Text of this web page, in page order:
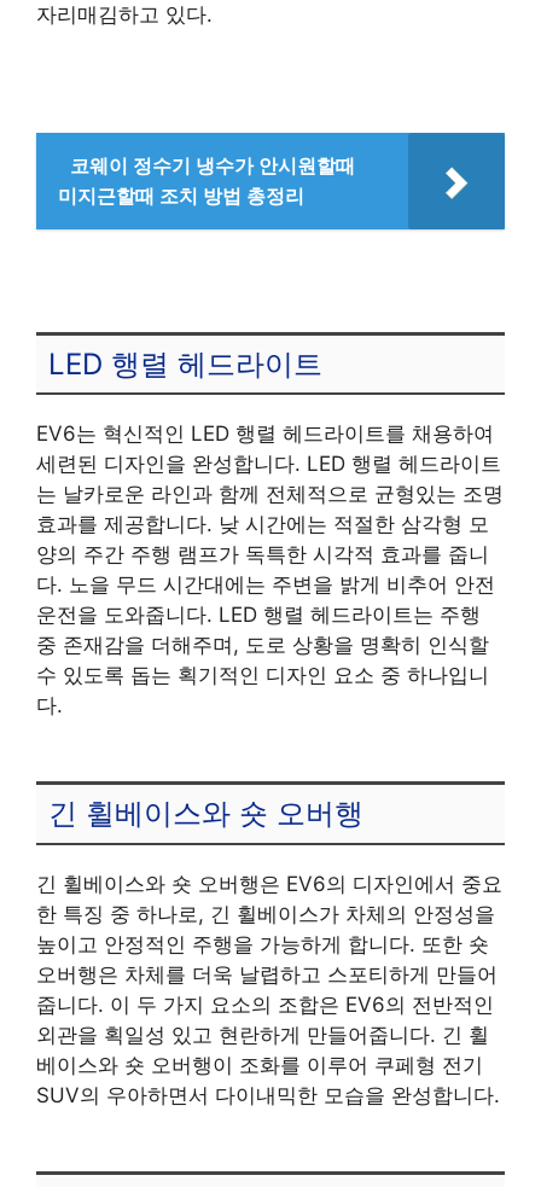
자리매김하고 있다.
코웨이 정수기 냉수가 안시원할때
미지근할때 조치 방법 총정리
LED 행렬 헤드라이트
EV6는 혁신적인 LED 행렬 헤드라이트를 채용하여
세련된 디자인을 완성합니다. LED 행렬 헤드라이트
는 날카로운 라인과 함께 전체적으로 균형있는 조명
효과를 제공합니다. 낮 시간에는 적절한 삼각형 모
양의 주간 주행 램프가 독특한 시각적 효과를 줍니
다. 노을 무드 시간대에는 주변을 밝게 비추어 안전
운전을 도와줍니다. LED 행렬 헤드라이트는 주행
중 존재감을 더해주며, 도로 상황을 명확히 인식할
수 있도록 돕는 획기적인 디자인 요소 중 하나입니
다.
긴 휠베이스와 숏 오버행
긴 휠베이스와 숏 오버행은 EV6의 디자인에서 중요
한 특징 중 하나로, 긴 휠베이스가 차체의 안정성을
높이고 안정적인 주행을 가능하게 합니다. 또한 숏
오버행은 차체를 더욱 날렵하고 스포티하게 만들어
줍니다. 이 두 가지 요소의 조합은 EV6의 전반적인
외관을 획일성 있고 현란하게 만들어줍니다. 긴 휠
베이스와 숏 오버행이 조화를 이루어 쿠페형 전기
SUV의 우아하면서 다이내믹한 모습을 완성합니다.